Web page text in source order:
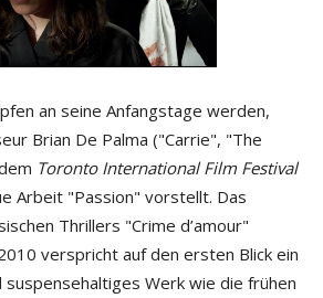
an seine Anfangstage werden,
Brian De Palma ("Carrie", "The
Toronto International Film Festival
Arbeit "Passion" vorstellt. Das
Thrillers "Crime d’amour"
verspricht auf den ersten Blick ein
suspensehaltiges Werk wie die frühen